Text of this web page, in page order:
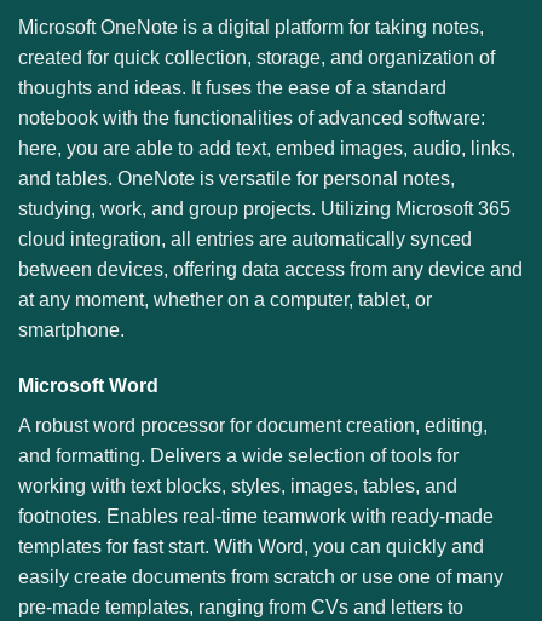
Microsoft OneNote is a digital platform for taking notes,
created for quick collection, storage, and organization of
thoughts and ideas. It fuses the ease of a standard
notebook with the functionalities of advanced software:
here, you are able to add text, embed images, audio, links,
and tables. OneNote is versatile for personal notes,
studying, work, and group projects. Utilizing Microsoft 365
cloud integration, all entries are automatically synced
between devices, offering data access from any device and
at any moment, whether on a computer, tablet, or
smartphone.
Microsoft Word
A robust word processor for document creation, editing,
and formatting. Delivers a wide selection of tools for
working with text blocks, styles, images, tables, and
footnotes. Enables real-time teamwork with ready-made
templates for fast start. With Word, you can quickly and
easily create documents from scratch or use one of many
pre-made templates, ranging from CVs and letters to